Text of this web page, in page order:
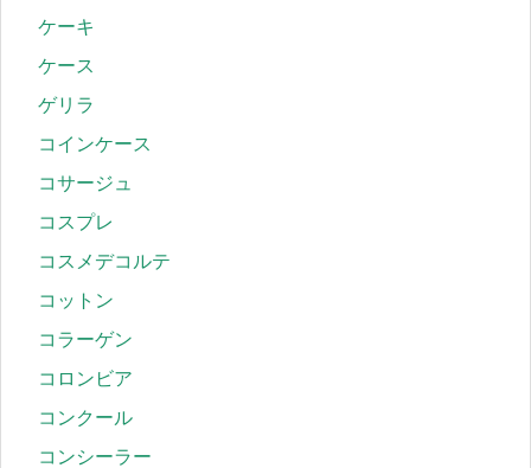
ケーキ
ケース
ゲリラ
コインケース
コサージュ
コスプレ
コスメデコルテ
コットン
コラーゲン
コロンビア
コンクール
コンシーラー